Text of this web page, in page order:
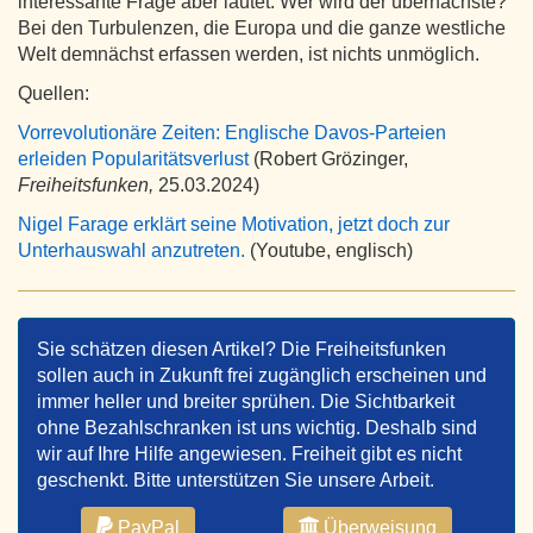
Bei den Turbulenzen, die Europa und die ganze westliche
Welt demnächst erfassen werden, ist nichts unmöglich.
Quellen:
Vorrevolutionäre Zeiten: Englische Davos-Parteien
erleiden Popularitätsverlust(Robert Grözinger,
Freiheitsfunken, 25.03.2024)
Nigel Farage erklärt seine Motivation, jetzt doch zur
Unterhauswahl anzutreten. (Youtube, englisch)
Sie schätzen diesen Artikel? Die Freiheitsfunken
sollen auch in Zukunft frei zugänglich erscheinen und
immer heller und breiter sprühen. Die Sichtbarkeit
ohne Bezahlschranken ist uns wichtig. Deshalb sind
wir auf Ihre Hilfe angewiesen. Freiheit gibt es nicht
geschenkt. Bitte unterstützen Sie unsere Arbeit.
PayPal Überweisung